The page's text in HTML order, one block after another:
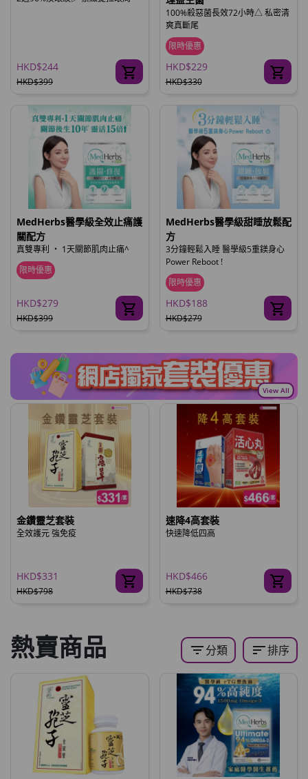
HKD$244
HKD$399
100%殺惡菌長效72小時△ 私密清
爽真斷尾
限時優惠
HKD$229
HKD$330
MedHerbs醫學級全效止痛護
關配方
真雙專利 ‧ 1天關節肌肉止痛^
限時優惠
HKD$279
HKD$399
MedHerbs醫學級甜睡放鬆配
方
3分鐘輕鬆入睡 醫學級5重鎂身心
Power Reboot !
限時優惠
HKD$188
HKD$279
View All
金鑽靈芝套裝
全效護元 強免疫
HKD$331
HKD$798
速降4高套裝
快速降低四高
HKD$466
HKD$738
熱賣商品 filter_list分類 sort排序